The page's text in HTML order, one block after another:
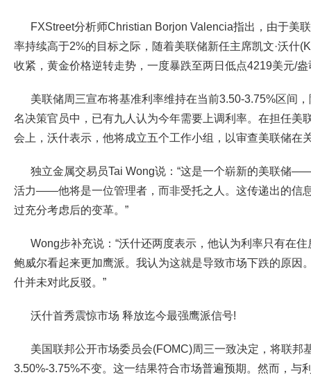
FXStreet分析师Christian Borjon Valencia指出，由于美
率持续高于2%的目标之际，随着美联储新任主席凯文·沃什
收紧，黄金价格逆转走势，一度暴跌至两日低点4219美元/盎
美联储周三宣布将基准利率维持在当前3.50-3.75%区间
名决策官员中，已有九人认为今年需要上调利率。在担任美
会上，沃什表示，他将成立五个工作小组，以审查美联储在
独立金属交易员Tai Wong说：“这是一个崭新的美联储
活力——他将是一位管理者，而非受托之人。这传递出的信
过充分考虑后的变革。”
Wong步补充说：“沃什还两度表示，他认为利率只有在
鲍威尔看起来更加鹰派。我认为这就是导致市场下跌的原因
什并未对此反驳。”
沃什首秀震惊市场 释放迄今最强鹰派信号!
美国联邦公开市场委员会(FOMC)周三一致决定，将联邦
3.50%-3.75%不变。这一结果符合市场普遍预期。然而，与